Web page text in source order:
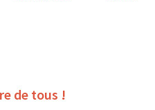
de tous !